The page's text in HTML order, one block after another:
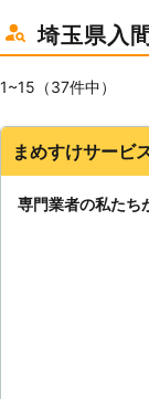
埼玉県入
1~15（37件中）
まめすけサービ
専門業者の私たち